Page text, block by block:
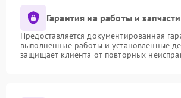
Гарантия на работы и запчасти
Предоставляется документированная
выполненные работы и установленные
защищает клиента от повторных